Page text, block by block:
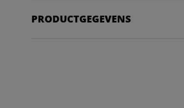
PRODUCTGEGEVENS